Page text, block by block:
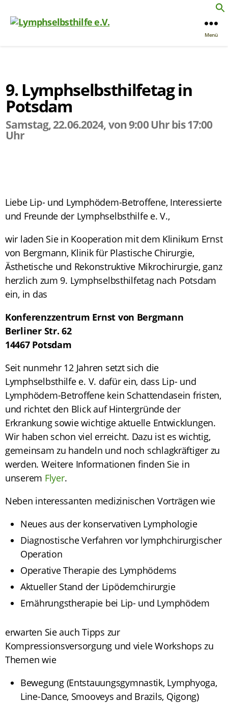
Menü
9. Lymphselbsthilfetag in
Potsdam
Samstag, 22.06.2024, von 9:00 Uhr bis 17:00
Uhr
Liebe Lip- und Lymphödem-Betroffene, Interessierte
und Freunde der Lymphselbsthilfe e. V.,
wir laden Sie in Kooperation mit dem Klinikum Ernst
von Bergmann, Klinik für Plastische Chirurgie,
Ästhetische und Rekonstruktive Mikrochirurgie, ganz
herzlich zum 9. Lymphselbsthilfetag nach Potsdam
ein, in das
Konferenzzentrum Ernst von Bergmann
Berliner Str. 62
14467 Potsdam
Seit nunmehr 12 Jahren setzt sich die
Lymphselbsthilfe e. V. dafür ein, dass Lip- und
Lymphödem-Betroffene kein Schattendasein fristen,
und richtet den Blick auf Hintergründe der
Erkrankung sowie wichtige aktuelle Entwicklungen.
Wir haben schon viel erreicht. Dazu ist es wichtig,
gemeinsam zu handeln und noch schlagkräftiger zu
werden. Weitere Informationen finden Sie in
unserem Flyer.
Neben interessanten medizinischen Vorträgen wie
Neues aus der konservativen Lymphologie
Diagnostische Verfahren vor lymphchirurgischer
Operation
Operative Therapie des Lymphödems
Aktueller Stand der Lipödemchirurgie
Ernährungstherapie bei Lip- und Lymphödem
erwarten Sie auch Tipps zur
Kompressionsversorgung und viele Workshops zu
Themen wie
Bewegung (Entstauungsgymnastik, Lymphyoga,
Line-Dance, Smooveys and Brazils, Qigong)